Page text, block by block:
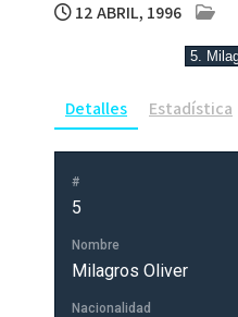
12 ABRIL, 1996
Detalles Estadística
#
5
Nombre
Milagros Oliver
Nacionalidad